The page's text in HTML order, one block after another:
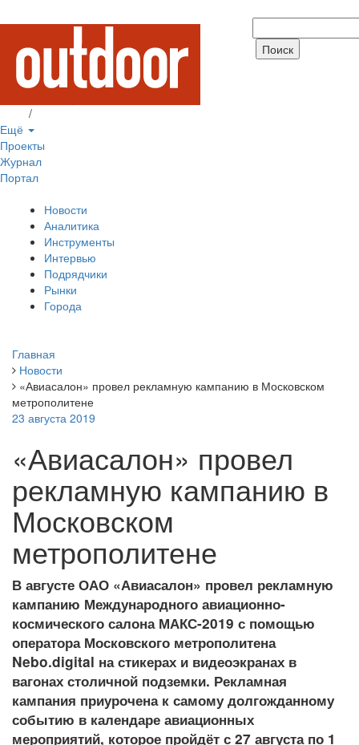
/
Ещё
Проекты
Журнал
Портал
Новости
Аналитика
Инструменты
Интервью
Подрядчики
Рынки
Города
Главная
Новости
«Авиасалон» провел рекламную кампанию в Московском
метрополитене
23 августа 2019
«Авиасалон» провел
рекламную кампанию в
Московском
метрополитене
В августе ОАО «Авиасалон» провел рекламную
кампанию Международного авиационно-
космического салона МАКС-2019 с помощью
оператора Московского метрополитена
Nebo.digital на стикерах и видеоэкранах в
вагонах столичной подземки. Рекламная
кампания приурочена к самому долгожданному
событию в календаре авиационных
мероприятий, которое пройдёт с 27 августа по 1